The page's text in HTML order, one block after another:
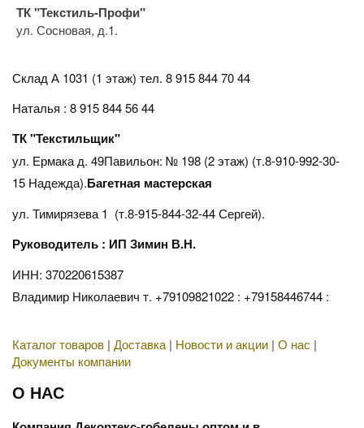
ТК "Текстиль-Профи"
ул. Сосновая, д.1.
Склад А 1031 (1 этаж) тел. 8 915 844 70 44
Наталья : 8 915 844 56 44
ТК "Текстильщик"
ул. Ермака д. 49Павильон: № 198 (2 этаж) (т.8-910-992-30-
15 Надежда).Багетная мастерская
ул. Тимирязева 1 (т.8-915-844-32-44 Сергей).
Руководитель : ИП Зимин В.Н.
ИНН: 370220615387
Владимир Николаевич т. +79109821022 : +79158446744 :
Каталог товаров | Доставка | Новости и акции | О нас |
Документы компании
О НАС